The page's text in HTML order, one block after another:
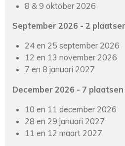
8 & 9 oktober 2026
September 2026 - 2
24 en 25 september 2026
12 en 13 november 2026
7 en 8 januari 2027
December 2026 - 7
10 en 11 december 2026
28 en 29 januari 2027
11 en 12 maart 2027